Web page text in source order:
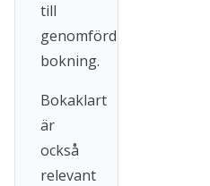
till
genomförd
bokning.
Bokaklart
är
också
relevant